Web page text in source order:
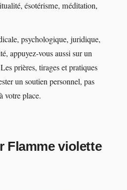
ésotérisme, méditation,
psychologique, juridique,
appuyez-vous aussi sur un
prières, tirages et pratiques
un soutien personnel, pas
votre place.
Flamme violette